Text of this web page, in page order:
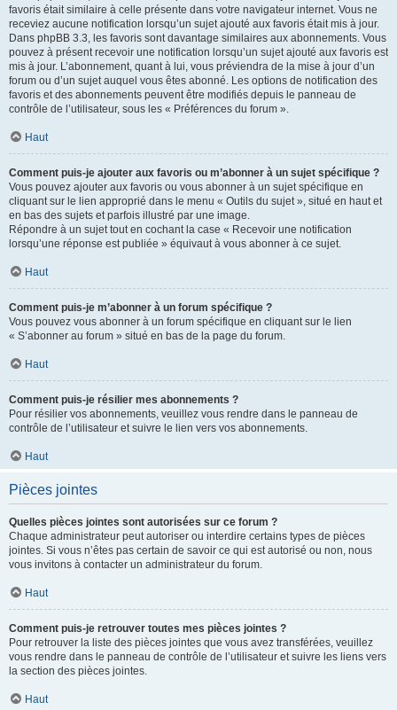
favoris était similaire à celle présente dans votre navigateur internet. Vous ne
receviez aucune notification lorsqu’un sujet ajouté aux favoris était mis à jour.
Dans phpBB 3.3, les favoris sont davantage similaires aux abonnements. Vous
pouvez à présent recevoir une notification lorsqu’un sujet ajouté aux favoris est
mis à jour. L’abonnement, quant à lui, vous préviendra de la mise à jour d’un
forum ou d’un sujet auquel vous êtes abonné. Les options de notification des
favoris et des abonnements peuvent être modifiés depuis le panneau de
contrôle de l’utilisateur, sous les « Préférences du forum ».
Haut
Comment puis-je ajouter aux favoris ou m’abonner à un sujet spécifique ?
Vous pouvez ajouter aux favoris ou vous abonner à un sujet spécifique en
cliquant sur le lien approprié dans le menu « Outils du sujet », situé en haut et
en bas des sujets et parfois illustré par une image.
Répondre à un sujet tout en cochant la case « Recevoir une notification
lorsqu’une réponse est publiée » équivaut à vous abonner à ce sujet.
Haut
Comment puis-je m’abonner à un forum spécifique ?
Vous pouvez vous abonner à un forum spécifique en cliquant sur le lien
« S’abonner au forum » situé en bas de la page du forum.
Haut
Comment puis-je résilier mes abonnements ?
Pour résilier vos abonnements, veuillez vous rendre dans le panneau de
contrôle de l’utilisateur et suivre le lien vers vos abonnements.
Haut
Pièces jointes
Quelles pièces jointes sont autorisées sur ce forum ?
Chaque administrateur peut autoriser ou interdire certains types de pièces
jointes. Si vous n’êtes pas certain de savoir ce qui est autorisé ou non, nous
vous invitons à contacter un administrateur du forum.
Haut
Comment puis-je retrouver toutes mes pièces jointes ?
Pour retrouver la liste des pièces jointes que vous avez transférées, veuillez
vous rendre dans le panneau de contrôle de l’utilisateur et suivre les liens vers
la section des pièces jointes.
Haut